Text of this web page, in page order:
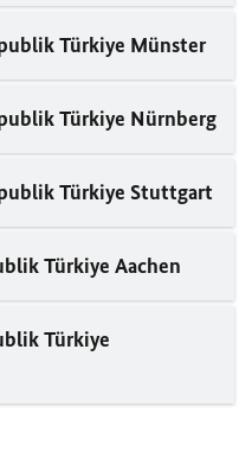
Türkiye Münster
Türkiye Nürnberg
Türkiye Stuttgart
Türkiye Aachen
Türkiye